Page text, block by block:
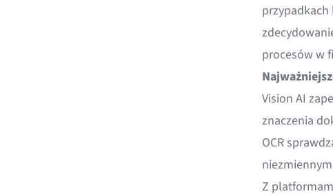
przypadkach
procesów w
Vision AI
znaczenia
OCR
Z